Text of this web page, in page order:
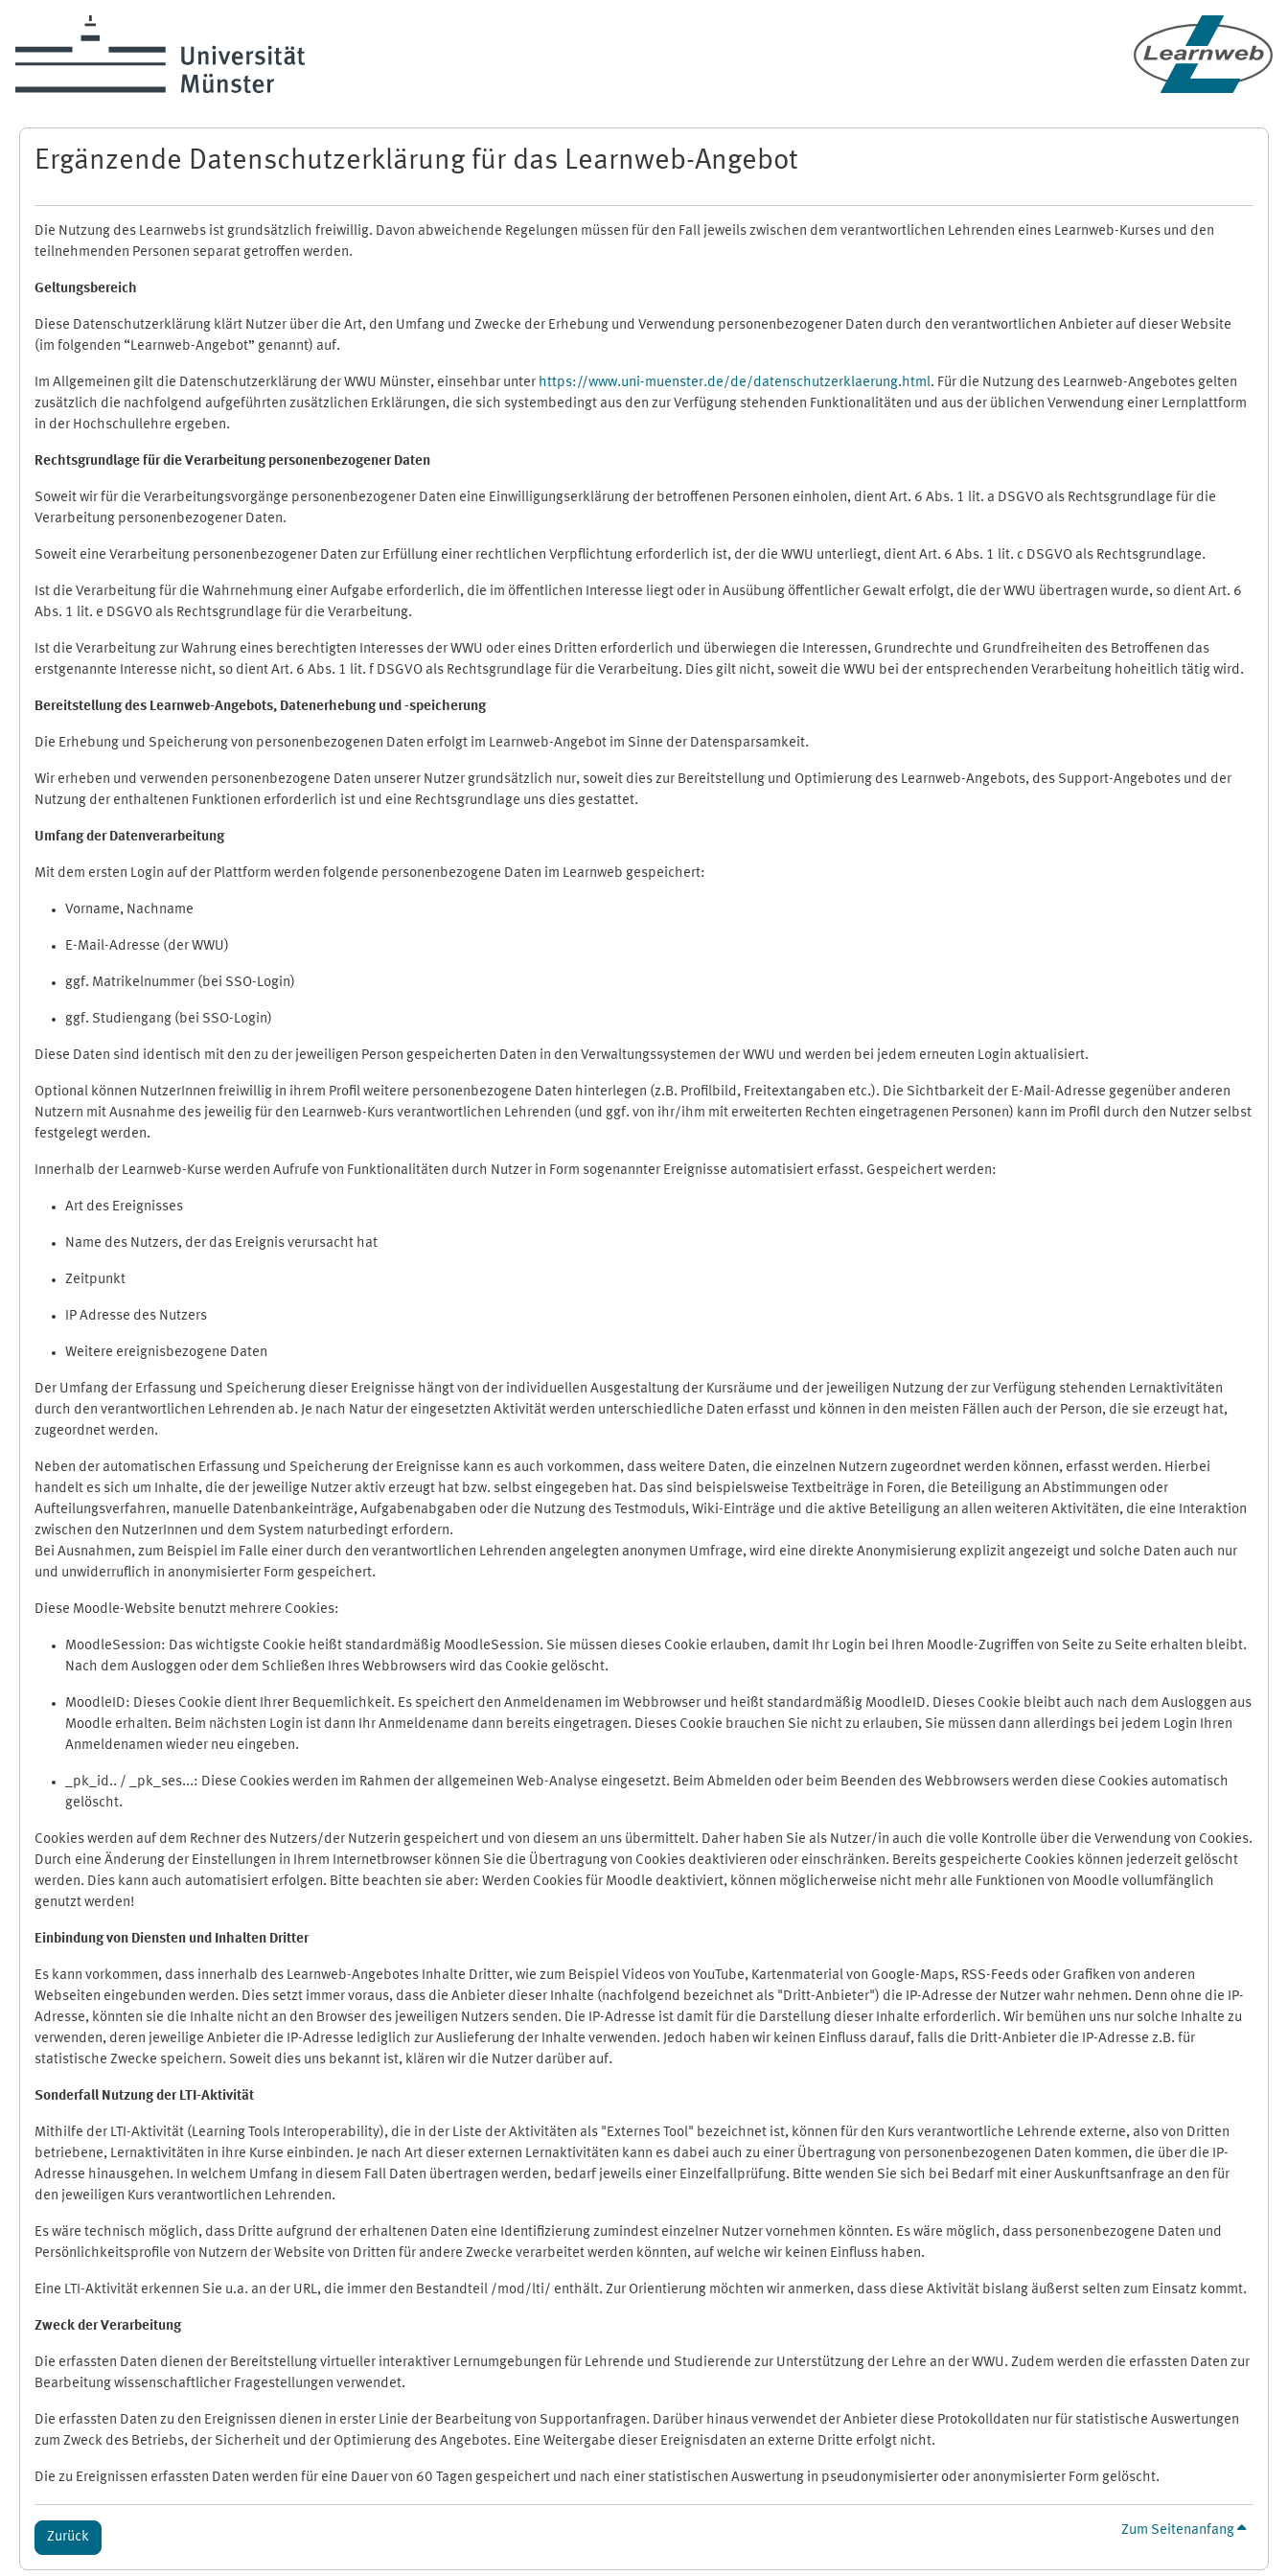
Ergänzende Datenschutzerklärung für das Learnweb-Angebot
Die Nutzung des Learnwebs ist grundsätzlich freiwillig. Davon abweichende Regelungen müssen für den Fall jeweils zwischen dem verantwortlichen Lehrenden eines Learnweb-Kurses und den
teilnehmenden Personen separat getroffen werden.
Geltungsbereich
Diese Datenschutzerklärung klärt Nutzer über die Art, den Umfang und Zwecke der Erhebung und Verwendung personenbezogener Daten durch den verantwortlichen Anbieter auf dieser Website
(im folgenden “Learnweb-Angebot” genannt) auf.
Im Allgemeinen gilt die Datenschutzerklärung der WWU Münster, einsehbar unter https://www.uni-muenster.de/de/datenschutzerklaerung.html. Für die Nutzung des Learnweb-Angebotes gelten
zusätzlich die nachfolgend aufgeführten zusätzlichen Erklärungen, die sich systembedingt aus den zur Verfügung stehenden Funktionalitäten und aus der üblichen Verwendung einer Lernplattform
in der Hochschullehre ergeben.
Rechtsgrundlage für die Verarbeitung personenbezogener Daten
Soweit wir für die Verarbeitungsvorgänge personenbezogener Daten eine Einwilligungserklärung der betroffenen Personen einholen, dient Art. 6 Abs. 1 lit. a DSGVO als Rechtsgrundlage für die
Verarbeitung personenbezogener Daten.
Soweit eine Verarbeitung personenbezogener Daten zur Erfüllung einer rechtlichen Verpflichtung erforderlich ist, der die WWU unterliegt, dient Art. 6 Abs. 1 lit. c DSGVO als Rechtsgrundlage.
Ist die Verarbeitung für die Wahrnehmung einer Aufgabe erforderlich, die im öffentlichen Interesse liegt oder in Ausübung öffentlicher Gewalt erfolgt, die der WWU übertragen wurde, so dient Art. 6
Abs. 1 lit. e DSGVO als Rechtsgrundlage für die Verarbeitung.
Ist die Verarbeitung zur Wahrung eines berechtigten Interesses der WWU oder eines Dritten erforderlich und überwiegen die Interessen, Grundrechte und Grundfreiheiten des Betroffenen das
erstgenannte Interesse nicht, so dient Art. 6 Abs. 1 lit. f DSGVO als Rechtsgrundlage für die Verarbeitung. Dies gilt nicht, soweit die WWU bei der entsprechenden Verarbeitung hoheitlich tätig wird.
Bereitstellung des Learnweb-Angebots, Datenerhebung und -speicherung
Die Erhebung und Speicherung von personenbezogenen Daten erfolgt im Learnweb-Angebot im Sinne der Datensparsamkeit.
Wir erheben und verwenden personenbezogene Daten unserer Nutzer grundsätzlich nur, soweit dies zur Bereitstellung und Optimierung des Learnweb-Angebots, des Support-Angebotes und der
Nutzung der enthaltenen Funktionen erforderlich ist und eine Rechtsgrundlage uns dies gestattet.
Umfang der Datenverarbeitung
Mit dem ersten Login auf der Plattform werden folgende personenbezogene Daten im Learnweb gespeichert:
Vorname, Nachname
E-Mail-Adresse (der WWU)
ggf. Matrikelnummer (bei SSO-Login)
ggf. Studiengang (bei SSO-Login)
Diese Daten sind identisch mit den zu der jeweiligen Person gespeicherten Daten in den Verwaltungssystemen der WWU und werden bei jedem erneuten Login aktualisiert.
Optional können NutzerInnen freiwillig in ihrem Profil weitere personenbezogene Daten hinterlegen (z.B. Profilbild, Freitextangaben etc.). Die Sichtbarkeit der E-Mail-Adresse gegenüber anderen
Nutzern mit Ausnahme des jeweilig für den Learnweb-Kurs verantwortlichen Lehrenden (und ggf. von ihr/ihm mit erweiterten Rechten eingetragenen Personen) kann im Profil durch den Nutzer selbst
festgelegt werden.
Innerhalb der Learnweb-Kurse werden Aufrufe von Funktionalitäten durch Nutzer in Form sogenannter Ereignisse automatisiert erfasst. Gespeichert werden:
Art des Ereignisses
Name des Nutzers, der das Ereignis verursacht hat
Zeitpunkt
IP Adresse des Nutzers
Weitere ereignisbezogene Daten
Der Umfang der Erfassung und Speicherung dieser Ereignisse hängt von der individuellen Ausgestaltung der Kursräume und der jeweiligen Nutzung der zur Verfügung stehenden Lernaktivitäten
durch den verantwortlichen Lehrenden ab. Je nach Natur der eingesetzten Aktivität werden unterschiedliche Daten erfasst und können in den meisten Fällen auch der Person, die sie erzeugt hat,
zugeordnet werden.
Neben der automatischen Erfassung und Speicherung der Ereignisse kann es auch vorkommen, dass weitere Daten, die einzelnen Nutzern zugeordnet werden können, erfasst werden. Hierbei
handelt es sich um Inhalte, die der jeweilige Nutzer aktiv erzeugt hat bzw. selbst eingegeben hat. Das sind beispielsweise Textbeiträge in Foren, die Beteiligung an Abstimmungen oder
Aufteilungsverfahren, manuelle Datenbankeinträge, Aufgabenabgaben oder die Nutzung des Testmoduls, Wiki-Einträge und die aktive Beteiligung an allen weiteren Aktivitäten, die eine Interaktion
zwischen den NutzerInnen und dem System naturbedingt erfordern.
Bei Ausnahmen, zum Beispiel im Falle einer durch den verantwortlichen Lehrenden angelegten anonymen Umfrage, wird eine direkte Anonymisierung explizit angezeigt und solche Daten auch nur
und unwiderruflich in anonymisierter Form gespeichert.
Diese Moodle-Website benutzt mehrere Cookies:
MoodleSession: Das wichtigste Cookie heißt standardmäßig MoodleSession. Sie müssen dieses Cookie erlauben, damit Ihr Login bei Ihren Moodle-Zugriffen von Seite zu Seite erhalten bleibt.
Nach dem Ausloggen oder dem Schließen Ihres Webbrowsers wird das Cookie gelöscht.
MoodleID: Dieses Cookie dient Ihrer Bequemlichkeit. Es speichert den Anmeldenamen im Webbrowser und heißt standardmäßig MoodleID. Dieses Cookie bleibt auch nach dem Ausloggen aus
Moodle erhalten. Beim nächsten Login ist dann Ihr Anmeldename dann bereits eingetragen. Dieses Cookie brauchen Sie nicht zu erlauben, Sie müssen dann allerdings bei jedem Login Ihren
Anmeldenamen wieder neu eingeben.
_pk_id.. / _pk_ses...: Diese Cookies werden im Rahmen der allgemeinen Web-Analyse eingesetzt. Beim Abmelden oder beim Beenden des Webbrowsers werden diese Cookies automatisch
gelöscht.
Cookies werden auf dem Rechner des Nutzers/der Nutzerin gespeichert und von diesem an uns übermittelt. Daher haben Sie als Nutzer/in auch die volle Kontrolle über die Verwendung von Cookies.
Durch eine Änderung der Einstellungen in Ihrem Internetbrowser können Sie die Übertragung von Cookies deaktivieren oder einschränken. Bereits gespeicherte Cookies können jederzeit gelöscht
werden. Dies kann auch automatisiert erfolgen. Bitte beachten sie aber: Werden Cookies für Moodle deaktiviert, können möglicherweise nicht mehr alle Funktionen von Moodle vollumfänglich
genutzt werden!
Einbindung von Diensten und Inhalten Dritter
Es kann vorkommen, dass innerhalb des Learnweb-Angebotes Inhalte Dritter, wie zum Beispiel Videos von YouTube, Kartenmaterial von Google-Maps, RSS-Feeds oder Grafiken von anderen
Webseiten eingebunden werden. Dies setzt immer voraus, dass die Anbieter dieser Inhalte (nachfolgend bezeichnet als "Dritt-Anbieter") die IP-Adresse der Nutzer wahr nehmen. Denn ohne die IP-
Adresse, könnten sie die Inhalte nicht an den Browser des jeweiligen Nutzers senden. Die IP-Adresse ist damit für die Darstellung dieser Inhalte erforderlich. Wir bemühen uns nur solche Inhalte zu
verwenden, deren jeweilige Anbieter die IP-Adresse lediglich zur Auslieferung der Inhalte verwenden. Jedoch haben wir keinen Einfluss darauf, falls die Dritt-Anbieter die IP-Adresse z.B. für
statistische Zwecke speichern. Soweit dies uns bekannt ist, klären wir die Nutzer darüber auf.
Sonderfall Nutzung der LTI-Aktivität
Mithilfe der LTI-Aktivität (Learning Tools Interoperability), die in der Liste der Aktivitäten als "Externes Tool" bezeichnet ist, können für den Kurs verantwortliche Lehrende externe, also von Dritten
betriebene, Lernaktivitäten in ihre Kurse einbinden. Je nach Art dieser externen Lernaktivitäten kann es dabei auch zu einer Übertragung von personenbezogenen Daten kommen, die über die IP-
Adresse hinausgehen. In welchem Umfang in diesem Fall Daten übertragen werden, bedarf jeweils einer Einzelfallprüfung. Bitte wenden Sie sich bei Bedarf mit einer Auskunftsanfrage an den für
den jeweiligen Kurs verantwortlichen Lehrenden.
Es wäre technisch möglich, dass Dritte aufgrund der erhaltenen Daten eine Identifizierung zumindest einzelner Nutzer vornehmen könnten. Es wäre möglich, dass personenbezogene Daten und
Persönlichkeitsprofile von Nutzern der Website von Dritten für andere Zwecke verarbeitet werden könnten, auf welche wir keinen Einfluss haben.
Eine LTI-Aktivität erkennen Sie u.a. an der URL, die immer den Bestandteil /mod/lti/ enthält. Zur Orientierung möchten wir anmerken, dass diese Aktivität bislang äußerst selten zum Einsatz kommt.
Zweck der Verarbeitung
Die erfassten Daten dienen der Bereitstellung virtueller interaktiver Lernumgebungen für Lehrende und Studierende zur Unterstützung der Lehre an der WWU. Zudem werden die erfassten Daten zur
Bearbeitung wissenschaftlicher Fragestellungen verwendet.
Die erfassten Daten zu den Ereignissen dienen in erster Linie der Bearbeitung von Supportanfragen. Darüber hinaus verwendet der Anbieter diese Protokolldaten nur für statistische Auswertungen
zum Zweck des Betriebs, der Sicherheit und der Optimierung des Angebotes. Eine Weitergabe dieser Ereignisdaten an externe Dritte erfolgt nicht.
Die zu Ereignissen erfassten Daten werden für eine Dauer von 60 Tagen gespeichert und nach einer statistischen Auswertung in pseudonymisierter oder anonymisierter Form gelöscht.
Zurück Zum Seitenanfang